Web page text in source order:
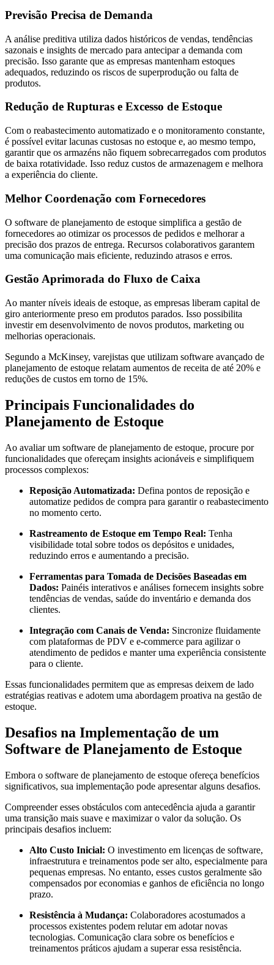
Previsão Precisa de Demanda
A análise preditiva utiliza dados históricos de vendas, tendências
sazonais e insights de mercado para antecipar a demanda com
precisão. Isso garante que as empresas mantenham estoques
adequados, reduzindo os riscos de superprodução ou falta de
produtos.
Redução de Rupturas e Excesso de Estoque
Com o reabastecimento automatizado e o monitoramento constante,
é possível evitar lacunas custosas no estoque e, ao mesmo tempo,
garantir que os armazéns não fiquem sobrecarregados com produtos
de baixa rotatividade. Isso reduz custos de armazenagem e melhora
a experiência do cliente.
Melhor Coordenação com Fornecedores
O software de planejamento de estoque simplifica a gestão de
fornecedores ao otimizar os processos de pedidos e melhorar a
precisão dos prazos de entrega. Recursos colaborativos garantem
uma comunicação mais eficiente, reduzindo atrasos e erros.
Gestão Aprimorada do Fluxo de Caixa
Ao manter níveis ideais de estoque, as empresas liberam capital de
giro anteriormente preso em produtos parados. Isso possibilita
investir em desenvolvimento de novos produtos, marketing ou
melhorias operacionais.
Segundo a McKinsey, varejistas que utilizam software avançado de
planejamento de estoque relatam aumentos de receita de até 20% e
reduções de custos em torno de 15%.
Principais Funcionalidades do
Planejamento de Estoque
Ao avaliar um software de planejamento de estoque, procure por
funcionalidades que ofereçam insights acionáveis e simplifiquem
processos complexos:
Reposição Automatizada: Defina pontos de reposição e
automatize pedidos de compra para garantir o reabastecimento
no momento certo.
Rastreamento de Estoque em Tempo Real: Tenha
visibilidade total sobre todos os depósitos e unidades,
reduzindo erros e aumentando a precisão.
Ferramentas para Tomada de Decisões Baseadas em
Dados: Painéis interativos e análises fornecem insights sobre
tendências de vendas, saúde do inventário e demanda dos
clientes.
Integração com Canais de Venda: Sincronize fluidamente
com plataformas de PDV e e-commerce para agilizar o
atendimento de pedidos e manter uma experiência consistente
para o cliente.
Essas funcionalidades permitem que as empresas deixem de lado
estratégias reativas e adotem uma abordagem proativa na gestão de
estoque.
Desafios na Implementação de um
Software de Planejamento de Estoque
Embora o software de planejamento de estoque ofereça benefícios
significativos, sua implementação pode apresentar alguns desafios.
Compreender esses obstáculos com antecedência ajuda a garantir
uma transição mais suave e maximizar o valor da solução. Os
principais desafios incluem:
Alto Custo Inicial: O investimento em licenças de software,
infraestrutura e treinamentos pode ser alto, especialmente para
pequenas empresas. No entanto, esses custos geralmente são
compensados por economias e ganhos de eficiência no longo
prazo.
Resistência à Mudança: Colaboradores acostumados a
processos existentes podem relutar em adotar novas
tecnologias. Comunicação clara sobre os benefícios e
treinamentos práticos ajudam a superar essa resistência.